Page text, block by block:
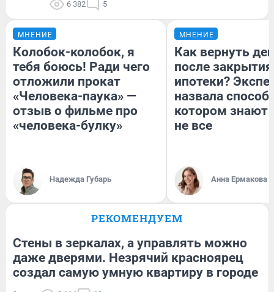
6 382 5
МНЕНИЕ
Колобок-колобок, я
тебя боюсь! Ради чего
отложили прокат
«Человека-паука» —
отзыв о фильме про
«человека-булку»
Надежда Губарь
МНЕНИЕ
Как вернуть
после закрытия
ипотеки?
назвала
котором знают
не все
Анна Ермакова
РЕКОМЕНДУЕМ
Стены в зеркалах, а управлять можно
даже дверями. Незрячий красноярец
создал самую умную квартиру в городе